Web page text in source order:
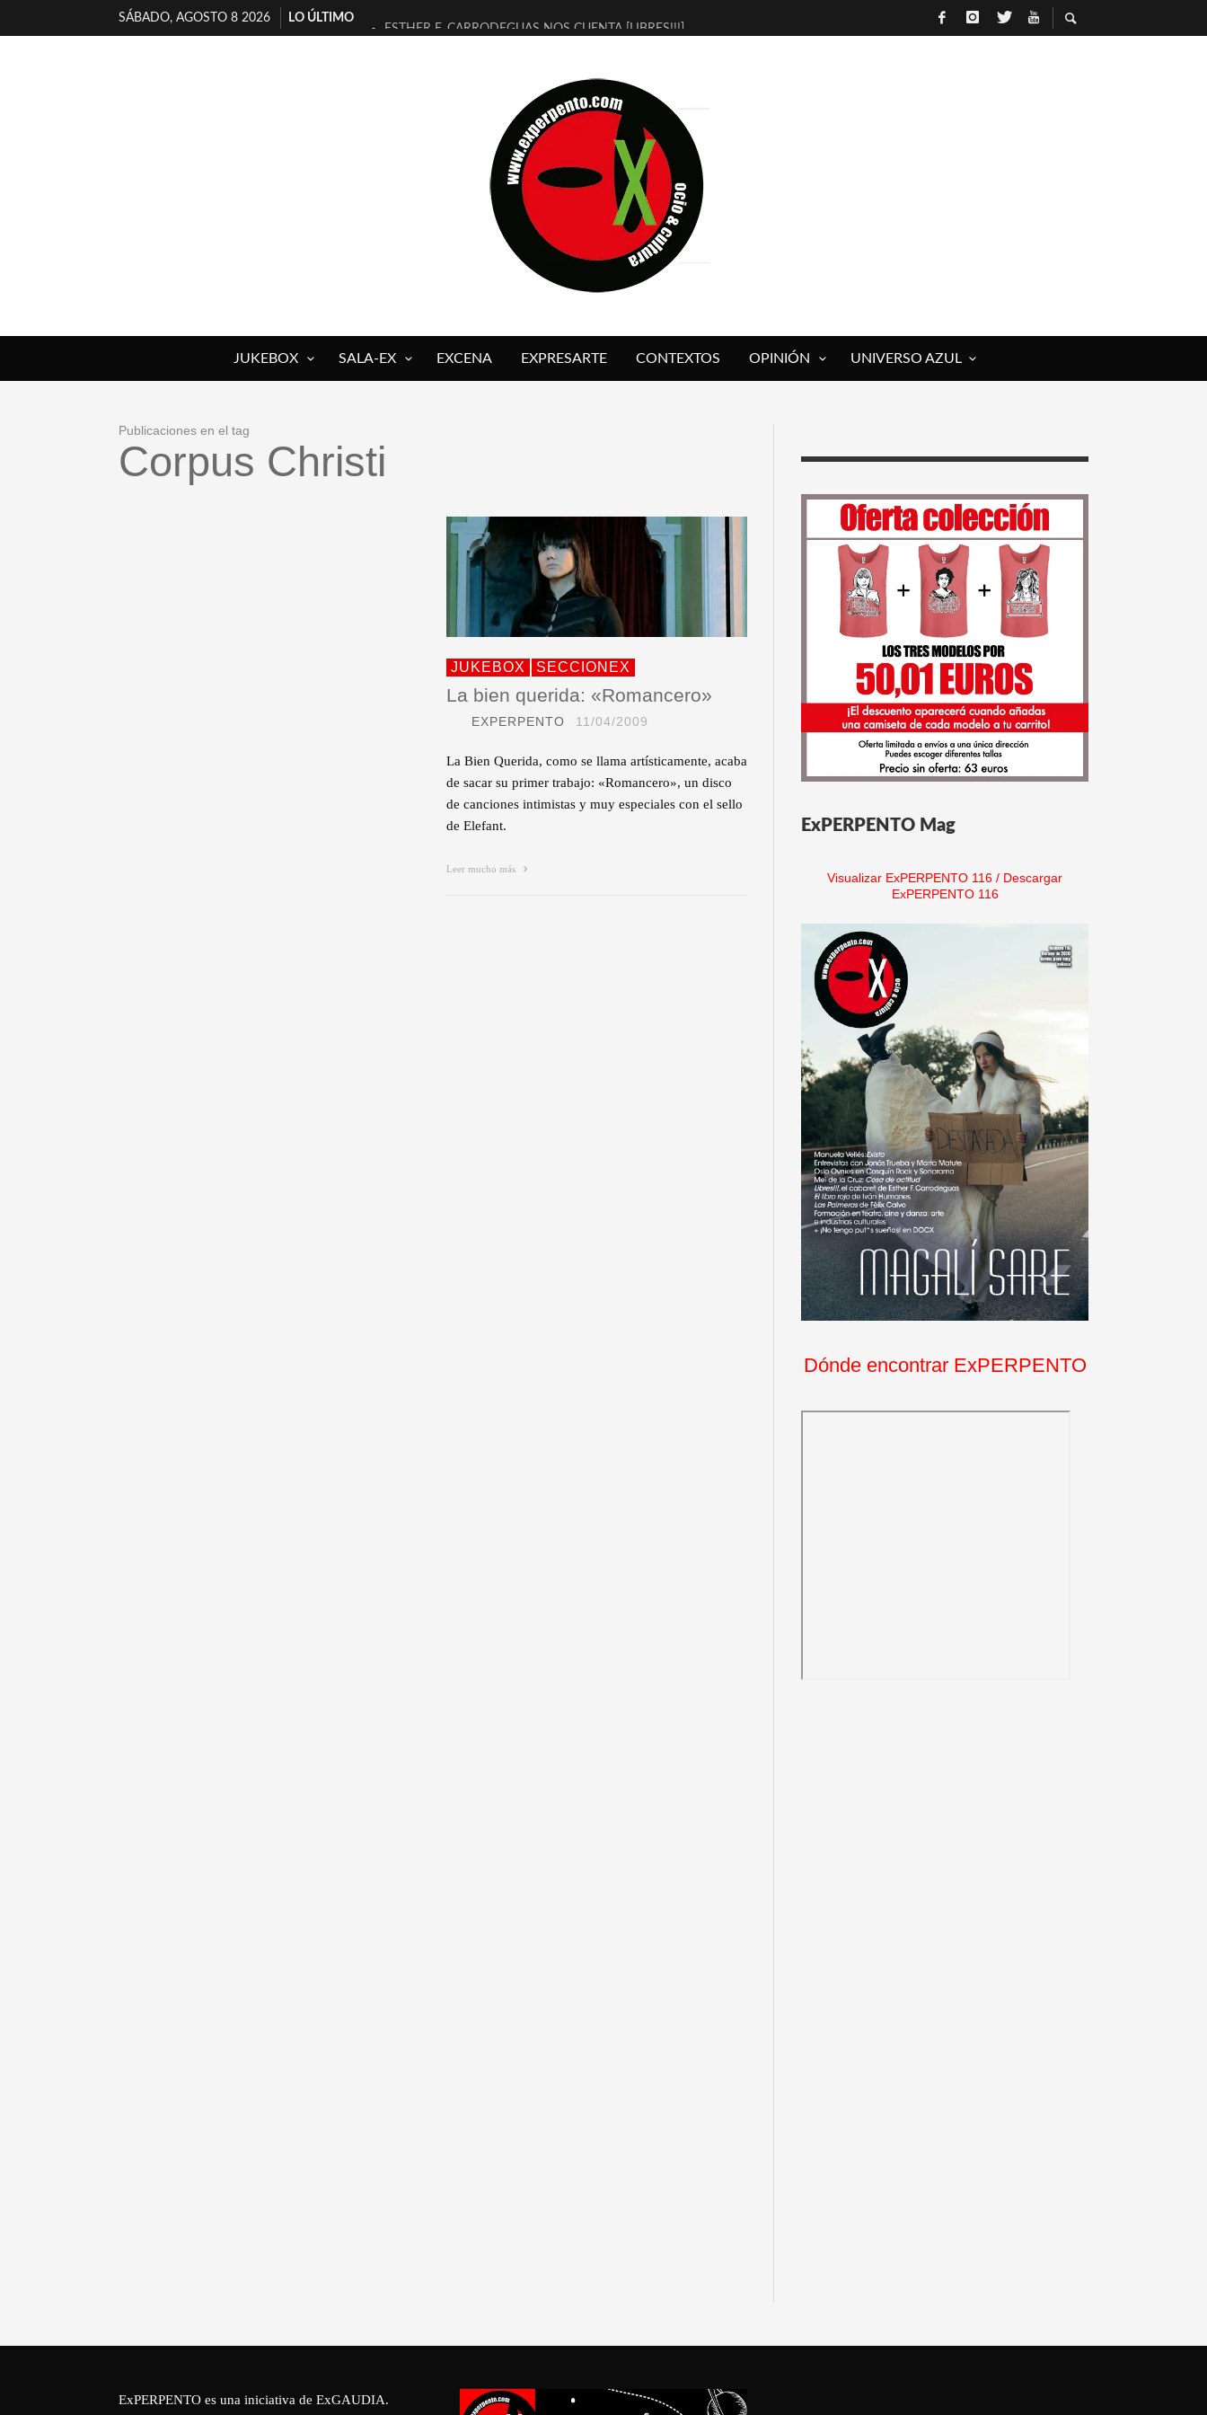
SÁBADO, AGOSTO 8 2026
LO ÚLTIMO
ESTHER F. CARRODEGUAS NOS CUENTA [LIBRES!!!]
[ELECTRA JONDA] DE JUAN GUERRERO ZAMORA
TIMBRE 4, LA ESCUELA DEL DIRECTOR TEATRAL CLAUDIO TOLCACHIR
30 AÑOS (NO ES NADA) DE LA KATARSIS DEL TOMATAZO
MILITARES JUDÍAS EN #EXVITA
D’BALDOMEROS REINVENTAN [BITÁCORA 3.0] EN EXVITA
MARSHALL FLASH PRESENTA EN EXVITA [RELATIVA SENCILLEZ]
JOFRE BARDAGÍ EN EXVITA INTERPRETANDO A SERRAT
JUKEBOX SALA-EX EXCENA EXPRESARTE CONTEXTOS OPINIÓN UNIVERSO AZUL
Publicaciones en el tag
Corpus Christi
JUKEBOX SECCIONEX
La bien querida: «Romancero»
EXPERPENTO 11/04/2009
La Bien Querida, como se llama artísticamente, acaba
de sacar su primer trabajo: «Romancero», un disco
de canciones intimistas y muy especiales con el sello
de Elefant.
Leer mucho más
ExPERPENTO Mag
Visualizar ExPERPENTO 116 / Descargar
ExPERPENTO 116
Dónde encontrar ExPERPENTO
ExPERPENTO es una iniciativa de ExGAUDIA.